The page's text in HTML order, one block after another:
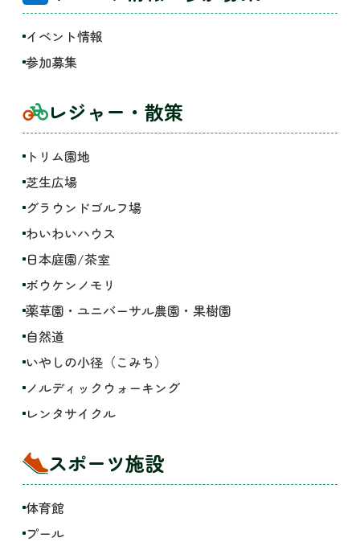
イベント情報
参加募集
レジャー・散策
トリム園地
芝生広場
グラウンドゴルフ場
わいわいハウス
日本庭園/茶室
ボウケンノモリ
薬草園・ユニバーサル農園・果樹園
自然道
いやしの小径（こみち）
ノルディックウォーキング
レンタサイクル
スポーツ施設
体育館
プール